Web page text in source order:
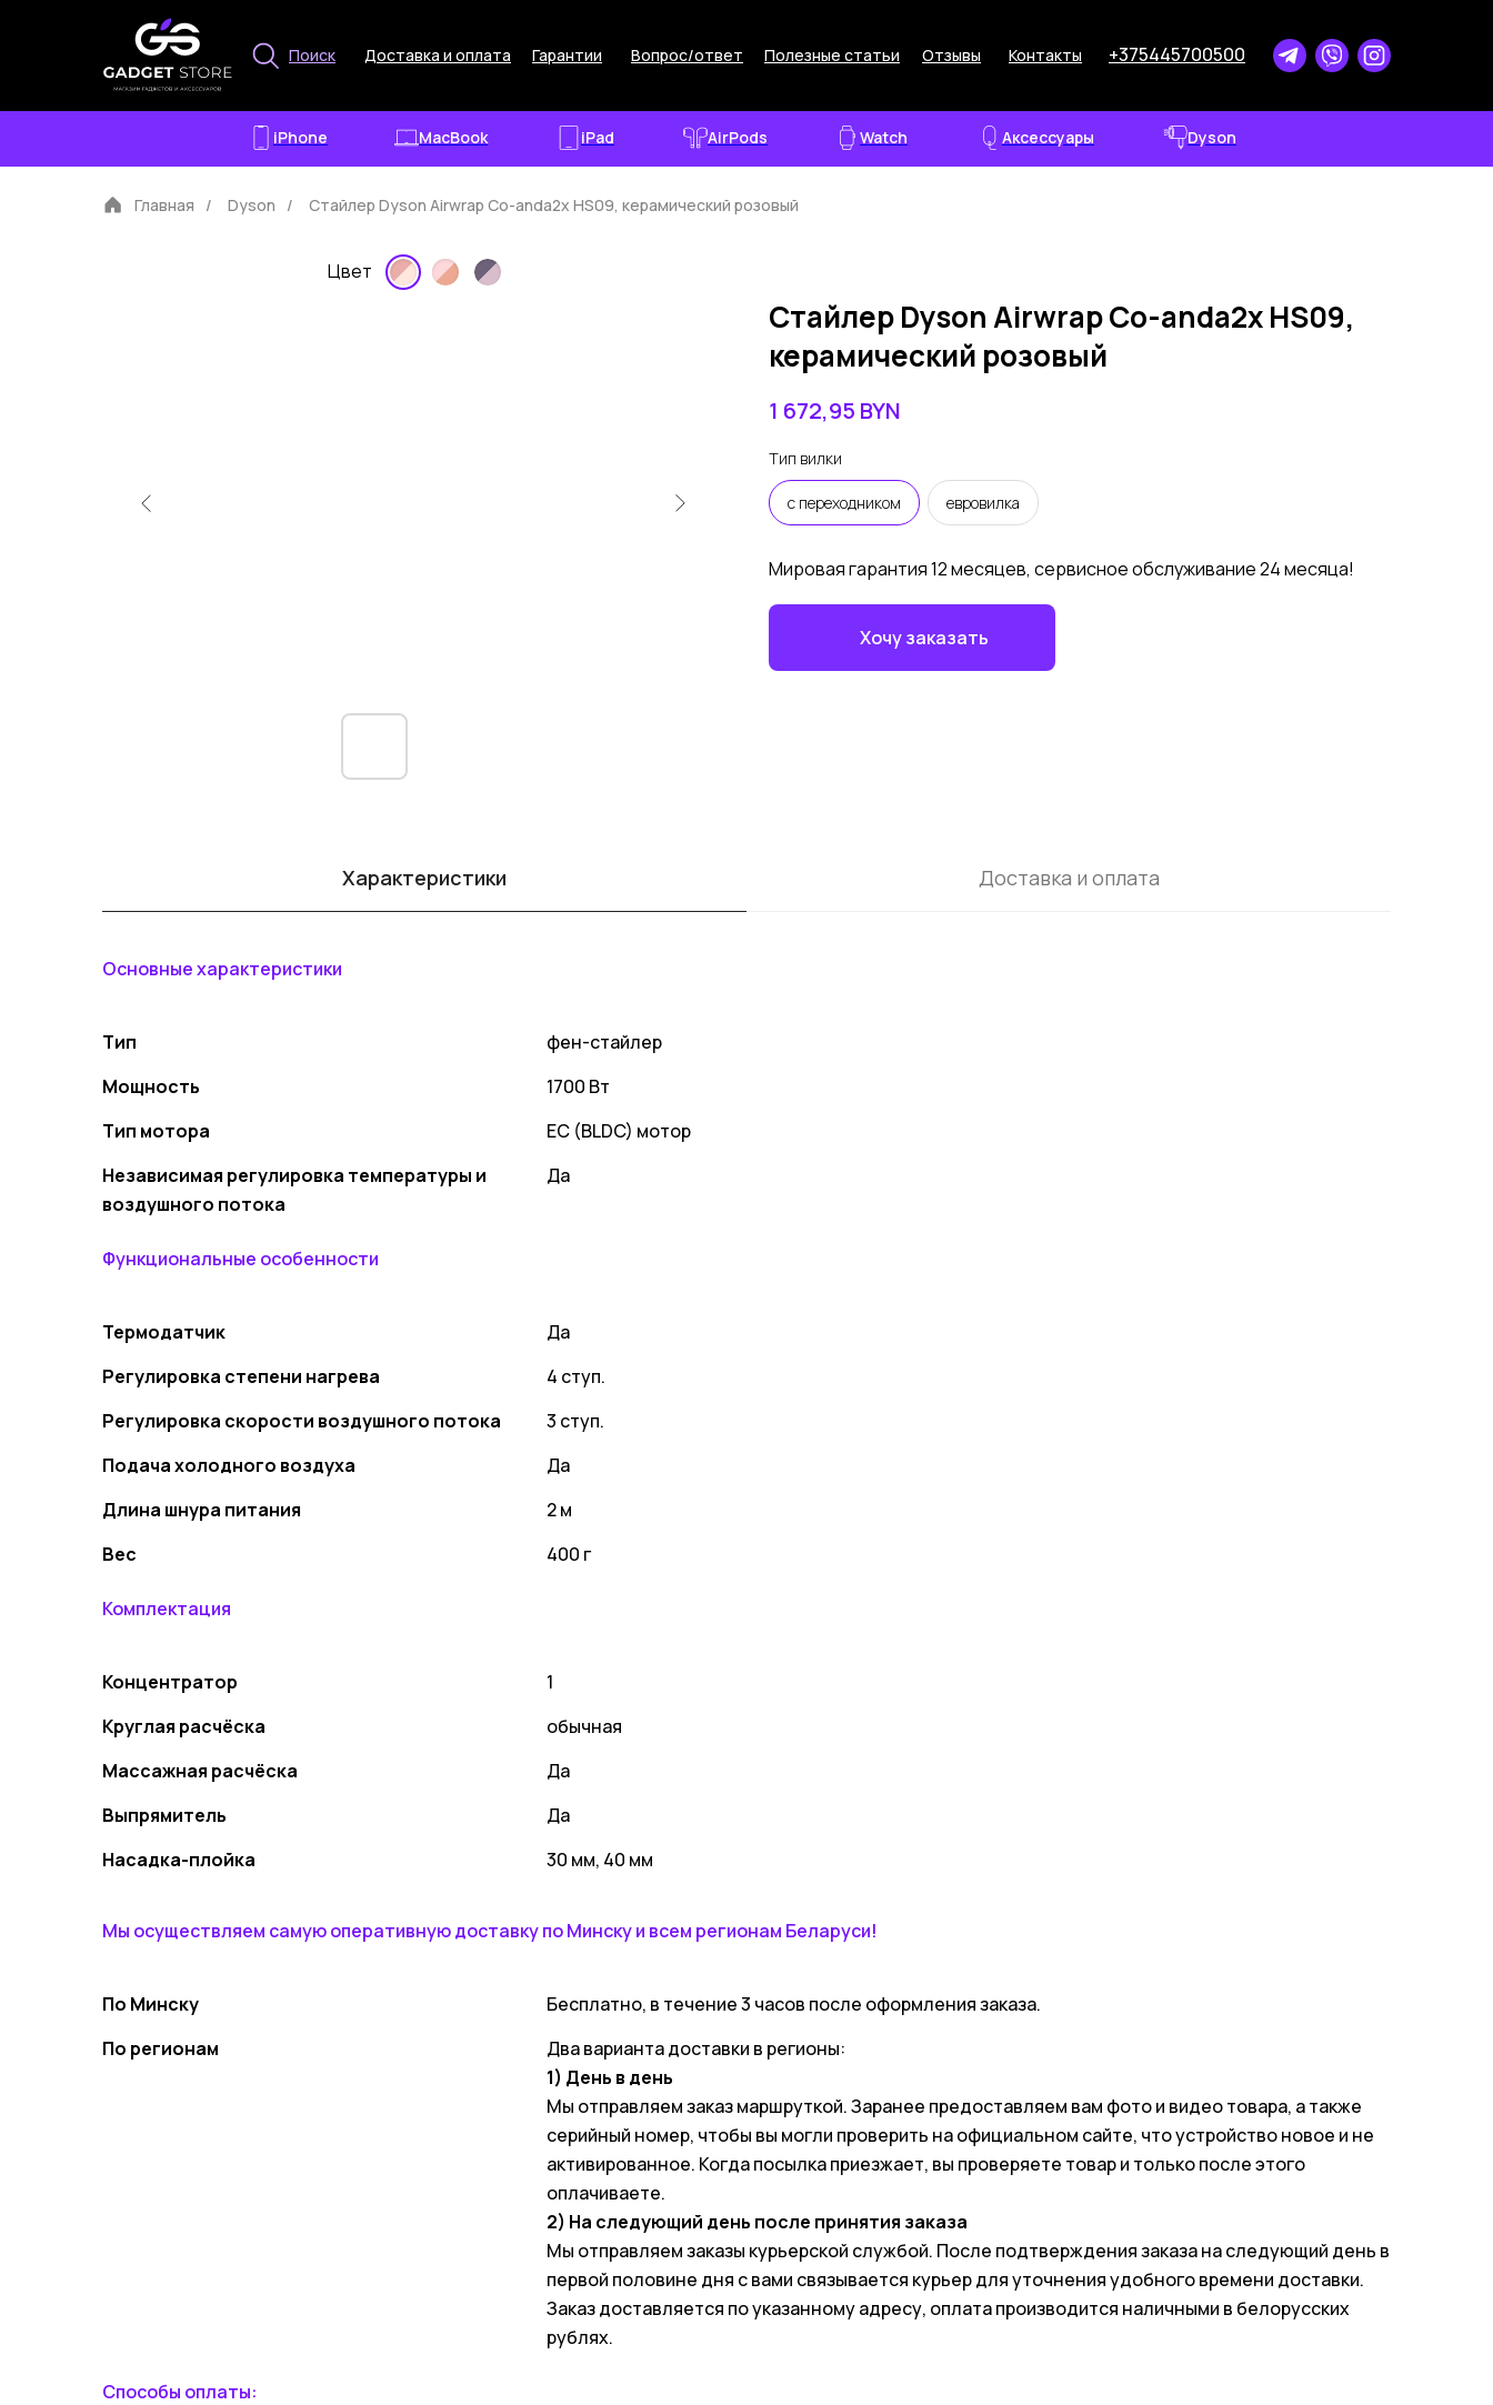
Контакты
Отзывы +375445700500
Вопрос/ответ Полезные статьи
Доставка и оплата Гарантии
Поиск
iPhone iPad Watch Аксессуары Dyson
AirPods
MacBook
Главная / Dyson / Стайлер Dyson Airwrap Co-anda2x HS09, керамический розовый
Цвет
Стайлер Dyson Airwrap Co-anda2x HS09,
керамический розовый
1 672,95 BYN
Тип вилки
с переходником евровилка
Мировая гарантия 12 месяцев, сервисное обслуживание 24 месяца!
Хочу заказать
Характеристики Доставка и оплата
Основные характеристики
Тип
фен-стайлер
Мощность
1700 Вт
Тип мотора
EC (BLDC) мотор
Независимая регулировка температуры и
воздушного потока
Да
Функциональные особенности
Термодатчик
Да
Регулировка степени нагрева
4 ступ.
Регулировка скорости воздушного потока
3 ступ.
Подача холодного воздуха
Да
Длина шнура питания
2 м
Вес
400 г
Комплектация
Концентратор
1
Круглая расчёска
обычная
Массажная расчёска
Да
Выпрямитель
Да
Насадка-плойка
30 мм, 40 мм
Мы осуществляем самую оперативную доставку по Минску и всем регионам Беларуси!
По Минску
Бесплатно, в течение 3 часов после оформления заказа.
По регионам
Два варианта доставки в регионы:
1) День в день
Мы отправляем заказ маршруткой. Заранее предоставляем вам фото и видео товара, а также
серийный номер, чтобы вы могли проверить на официальном сайте, что устройство новое и не
активированное. Когда посылка приезжает, вы проверяете товар и только после этого
оплачиваете.
2) На следующий день после принятия заказа
Мы отправляем заказы курьерской службой. После подтверждения заказа на следующий день в
первой половине дня с вами связывается курьер для уточнения удобного времени доставки.
Заказ доставляется по указанному адресу, оплата производится наличными в белорусских
рублях.
Способы оплаты: